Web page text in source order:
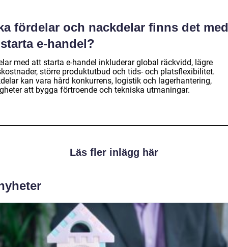
fördelar och nackdelar finns det med
e-handel?
med att starta e-handel inkluderar global räckvidd, lägre
större produktutbud och tids- och platsflexibilitet.
kan vara hård konkurrens, logistik och lagerhantering,
att bygga förtroende och tekniska utmaningar.
Läs fler inlägg här